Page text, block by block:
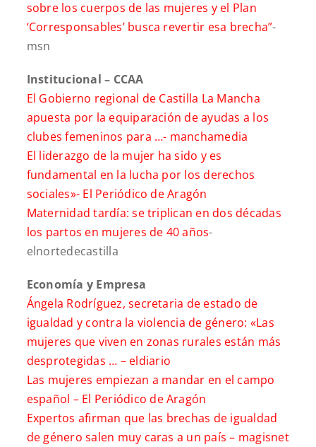
sobre los cuerpos de las mujeres y el Plan
‘Corresponsables’ busca revertir esa brecha”-
msn
Institucional – CCAA
El Gobierno regional de Castilla La Mancha
apuesta por la equiparación de ayudas a los
clubes femeninos para …- manchamedia
El liderazgo de la mujer ha sido y es
fundamental en la lucha por los derechos
sociales»- El Periódico de Aragón
Maternidad tardía: se triplican en dos décadas
los partos en mujeres de 40 años-
elnortedecastilla
Economía y Empresa
Ángela Rodríguez, secretaria de estado de
igualdad y contra la violencia de género: «Las
mujeres que viven en zonas rurales están más
desprotegidas … – eldiario
Las mujeres empiezan a mandar en el campo
español – El Periódico de Aragón
Expertos afirman que las brechas de igualdad
de género salen muy caras a un país – magisnet